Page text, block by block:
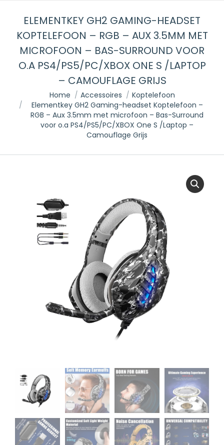
ELEMENTKEY GH2 GAMING-HEADSET
KOPTELEFOON – RGB – AUX 3.5MM MET
MICROFOON – BAS-SURROUND VOOR
O.A PS4/PS5/PC/XBOX ONE S /LAPTOP
– CAMOUFLAGE GRIJS
Je bent hier:Home Accessoires
Koptelefoon
Elementkey GH2 Gaming-headset Koptelefoon –
RGB – Aux 3.5mm met microfoon – Bas-Surround
voor o.a PS4/PS5/PC/XBOX One S /Laptop –
Camouflage Grijs